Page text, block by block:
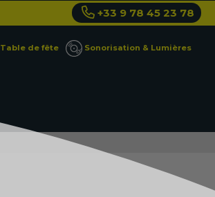
+33 9 78 45 23 78
Table de fête Sonorisation & Lumières